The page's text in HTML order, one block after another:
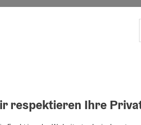
respektieren Ihre